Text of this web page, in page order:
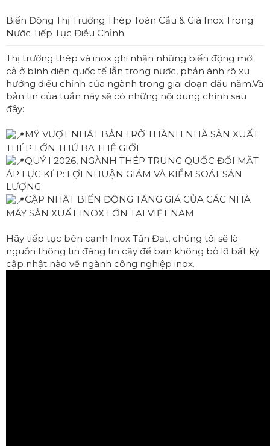
Biến Động Thị Trường Thép Toàn Cầu & Giá Inox Trong
Nước Tiếp Tục Điều Chỉnh
Thị trường thép và inox ghi nhận những biến động mới
cả ở bình diện quốc tế lẫn trong nước, phản ánh rõ xu
hướng điều chỉnh của ngành trong giai đoạn đầu năm.Và
bản tin của tuần này sẽ có những nội dung chính sau
đây:
MỸ VƯỢT NHẬT BẢN TRỞ THÀNH NHÀ SẢN XUẤT
THÉP LỚN THỨ BA THẾ GIỚI
QUÝ I 2026, NGÀNH THÉP TRUNG QUỐC ĐỐI MẶT
ÁP LỰC KÉP: LỢI NHUẬN GIẢM VÀ KIỂM SOÁT SẢN
LƯỢNG
CẬP NHẬT BIẾN ĐỘNG TĂNG GIÁ CỦA CÁC NHÀ
MÁY SẢN XUẤT INOX LỚN TẠI VIỆT NAM
Hãy tiếp tục bên cạnh Inox Tân Đạt, chúng tôi sẽ là
nguồn thông tin đáng tin cậy để bạn không bỏ lỡ bất kỳ
cập nhật nào về ngành công nghiệp inox.